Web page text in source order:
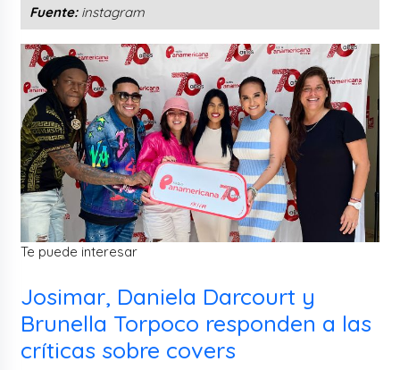
Fuente:instagram
Te puede interesar
Josimar, Daniela Darcourt y
Brunella Torpoco responden a las
críticas sobre covers